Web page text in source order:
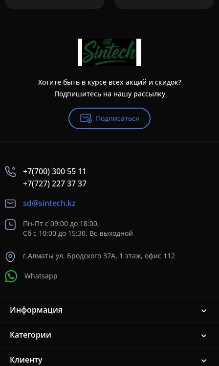
Хотите быть в курсе всех акций и скидок?
Подпишитесь на нашу рассылку
Подписаться
+7(700) 300 55 11
+7(727) 227 37 37
sd@sintech.kz
Пн-Пт с 09:00 до 18:00,
Сб с 10:00 до 15:30, Вс-выходной
г.Алматы ул. Бродского 37A, 1 этаж, офис 112
Whatsapp
Информация
Категории
Клиенту